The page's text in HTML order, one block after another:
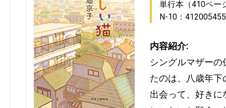
単行本（410ペー
N-10：
内容紹介:
シングルマザー
たのは、八歳年
出会って、好き